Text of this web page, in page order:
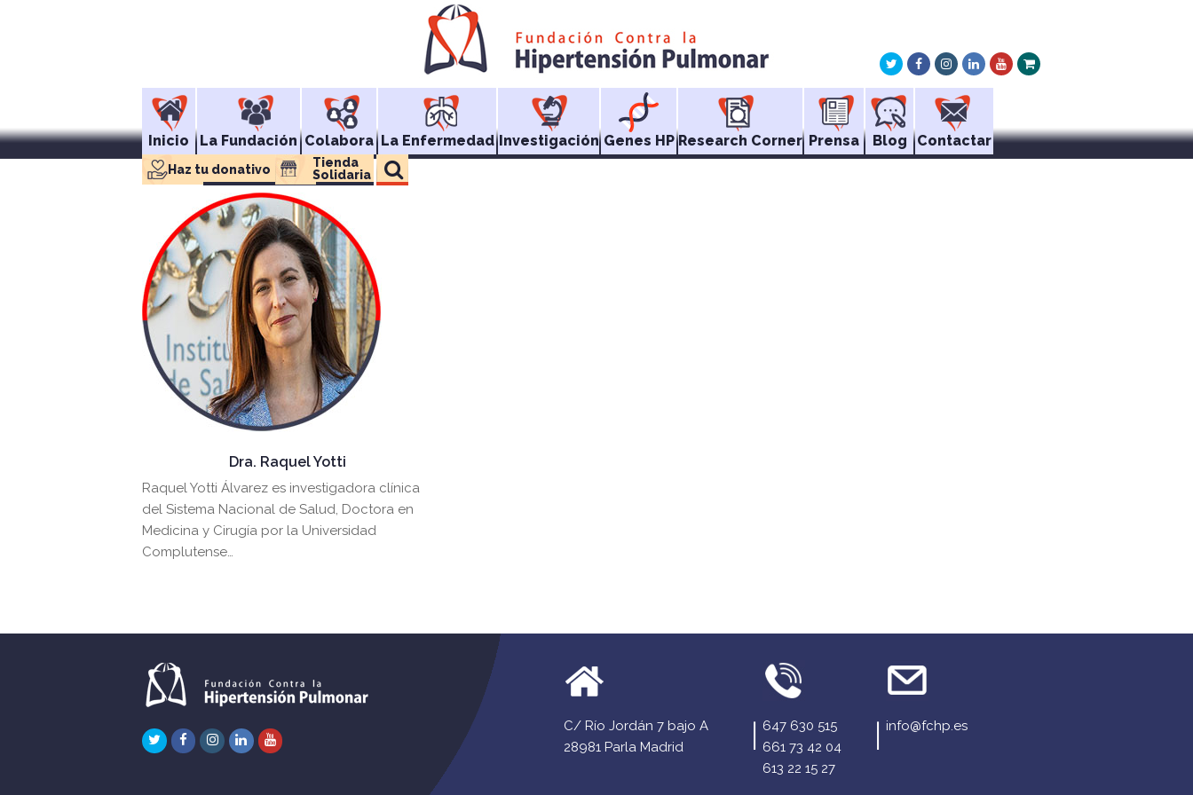
TwitterFacebookInstagram
LinkedInYoutube
Xing
Inicio La Fundación Colabora La Enfermedad Investigación Genes HP Research Corner Prensa Blog Contactar
Haz tu donativo
Tienda
Solidaria
Dra. Raquel Yotti
Raquel Yotti Álvarez es investigadora clínica
del Sistema Nacional de Salud, Doctora en
Medicina y Cirugía por la Universidad
Complutense…
TwitterFacebook
Instagram
LinkedInYoutube
C/ Río Jordán 7 bajo A
28981 Parla Madrid
647 630 515
661 73 42 04
613 22 15 27
info@fchp.es